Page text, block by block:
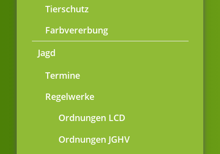
Tierschutz
Farbvererbung
Jagd
Termine
Regelwerke
Ordnungen LCD
Ordnungen JGHV